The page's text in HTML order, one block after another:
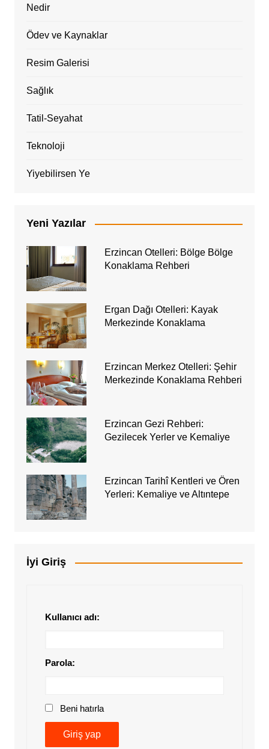
Nedir
Ödev ve Kaynaklar
Resim Galerisi
Sağlık
Tatil-Seyahat
Teknoloji
Yiyebilirsen Ye
Yeni Yazılar
Erzincan Otelleri: Bölge Bölge
Konaklama Rehberi
Ergan Dağı Otelleri: Kayak
Merkezinde Konaklama
Erzincan Merkez Otelleri: Şehir
Merkezinde Konaklama Rehberi
Erzincan Gezi Rehberi:
Gezilecek Yerler ve Kemaliye
Erzincan Tarihî Kentleri ve Ören
Yerleri: Kemaliye ve Altıntepe
İyi Giriş
Kullanıcı adı:
Parola:
Beni hatırla
Giriş yap